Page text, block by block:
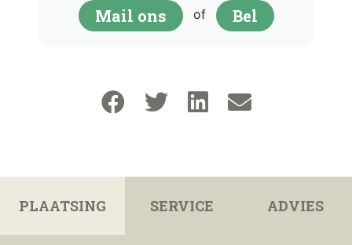
Mail ons of Bel
PLAATSING SERVICE ADVIES